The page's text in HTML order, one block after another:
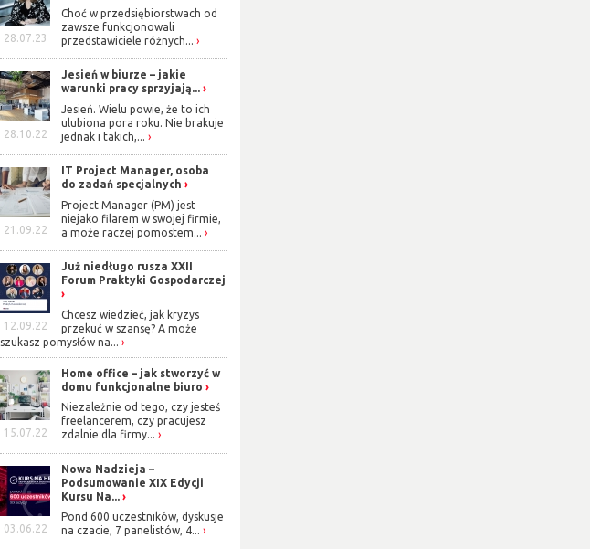
28.07.23
Choć w przedsiębiorstwach od
zawsze funkcjonowali
przedstawiciele różnych...
28.10.22
Jesień w biurze – jakie
warunki pracy sprzyjają...
Jesień. Wielu powie, że to ich
ulubiona pora roku. Nie brakuje
jednak i takich,...
21.09.22
IT Project Manager, osoba
do zadań specjalnych
Project Manager (PM) jest
niejako filarem w swojej firmie,
a może raczej pomostem...
12.09.22
Już niedługo rusza XXII
Forum Praktyki Gospodarczej
Chcesz wiedzieć, jak kryzys
przekuć w szansę? A może
szukasz pomysłów na...
15.07.22
Home office – jak stworzyć w
domu funkcjonalne biuro
Niezależnie od tego, czy jesteś
freelancerem, czy pracujesz
zdalnie dla firmy...
03.06.22
Nowa Nadzieja –
Podsumowanie XIX Edycji
Kursu Na...
Pond 600 uczestników, dyskusje
na czacie, 7 panelistów, 4...